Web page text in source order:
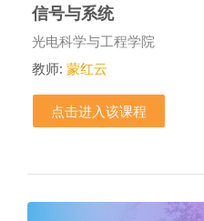
信号与系统
课程类别
光电科学与工程学院
教师: 蒙红云
点击进入该课程